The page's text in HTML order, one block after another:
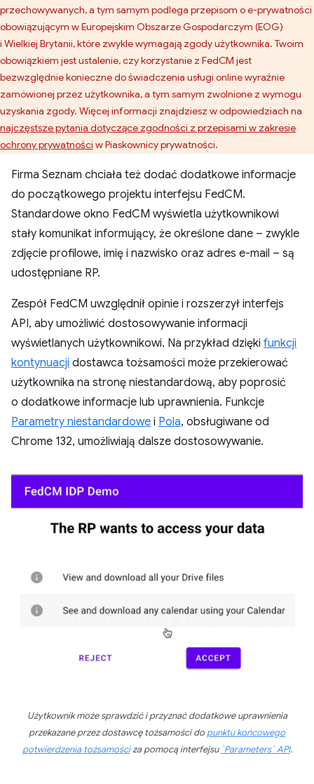
przechowywanych, a tym samym podlega przepisom o e-prywatności
obowiązującym w Europejskim Obszarze Gospodarczym (EOG)
i Wielkiej Brytanii, które zwykle wymagają zgody użytkownika. Twoim
obowiązkiem jest ustalenie, czy korzystanie z FedCM jest
bezwzględnie konieczne do świadczenia usługi online wyraźnie
zamówionej przez użytkownika, a tym samym zwolnione z wymogu
uzyskania zgody. Więcej informacji znajdziesz w odpowiedziach na
najczęstsze pytania dotyczące zgodności z przepisami w zakresie
ochrony prywatności w Piaskownicy prywatności.
Firma Seznam chciała też dodać dodatkowe informacje
do początkowego projektu interfejsu FedCM.
Standardowe okno FedCM wyświetla użytkownikowi
stały komunikat informujący, że określone dane – zwykle
zdjęcie profilowe, imię i nazwisko oraz adres e-mail – są
udostępniane RP.
Zespół FedCM uwzględnił opinie i rozszerzył interfejs
API, aby umożliwić dostosowywanie informacji
wyświetlanych użytkownikowi. Na przykład dzięki funkcji
kontynuacji dostawca tożsamości może przekierować
użytkownika na stronę niestandardową, aby poprosić
o dodatkowe informacje lub uprawnienia. Funkcje
Parametry niestandardowe i Pola, obsługiwane od
Chrome 132, umożliwiają dalsze dostosowywanie.
Użytkownik może sprawdzić i przyznać dodatkowe uprawnienia
przekazane przez dostawcę tożsamości do punktu końcowego
potwierdzenia tożsamościza pomocą interfejsu `Parameters` API.